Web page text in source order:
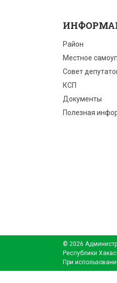
Район
Местное
Совет
КСП
Документы
Полезная
© 2026
Республики
При